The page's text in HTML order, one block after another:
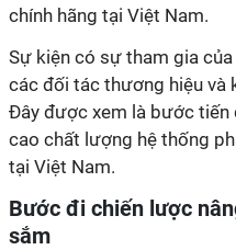
chính hãng tại Việt Nam.
Sự kiện có sự tham gia
các đối tác thương hiệu và
Đây được xem là bước tiến
cao chất lượng hệ thống
tại Việt Nam.
Bước đi chiến lược
sắm